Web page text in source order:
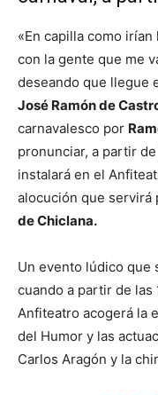
«En capilla como
con la gente que me
deseando que llegue
José Ramón de
carnavalesco por
pronunciar, a partir
instalará en el
alocución que servirá
de Chiclana.
Un evento lúdico que
cuando a partir de las
Anfiteatro acogerá la
del Humor y las
Carlos Aragón y la